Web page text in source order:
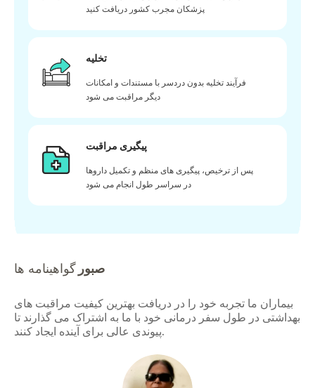
پزشکان مجرب کشور دریافت کنید
تخلیه
فرآیند تخلیه بدون دردسر با مستندات و امکانات
دیگر مراقبت می شود
پیگیری مراقبت
پس از ترخیص، پیگیری های منظم و تکمیل داروها
در سراسر طول انجام می شود
صبور گواهینامه ها
بیماران ما تجربه خود را در دریافت بهترین کیفیت مراقبت های
بهداشتی در طول سفر درمانی خود با ما به اشتراک می گذارند تا
پیوندی عالی برای آینده ایجاد کنند.